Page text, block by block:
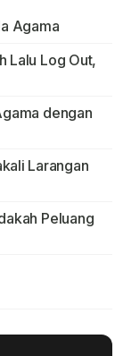
Agama
Lalu Log Out,
dengan
Larangan
Peluang